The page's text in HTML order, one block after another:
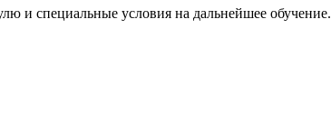
и специальные условия на дальнейшее обучение.